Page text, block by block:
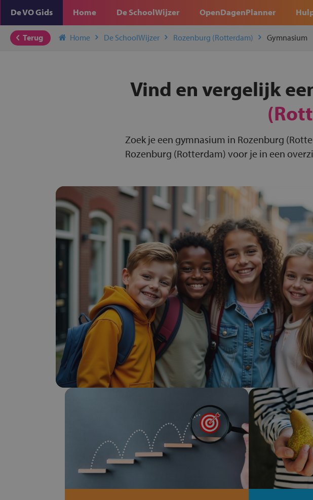
De VO Gids Home De SchoolWijzer OpenDagenPlanner
Terug Home De SchoolWijzer Rozenburg (Rotterdam) Gymnasium
Vind en vergelijk
Zoek je een gymnasium in Rozenburg
Rozenburg (Rotterdam) voor je in een